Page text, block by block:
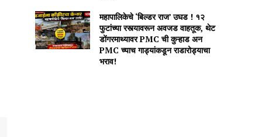
महापालिकेचे ‘बिल्डर राज’ उघड ! १२
फुटांच्या रस्त्यावरून अवजड वाहतूक, थेट
डोंगरमाथ्यावर PMC ची कुऱ्हाड अन
PMC च्याच गाड्यांकडून राडारोड्याचा
भराव!